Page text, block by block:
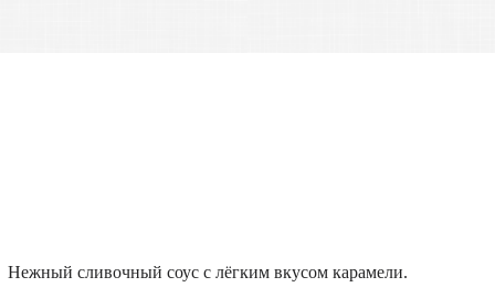
Нежный сливочный соус с лёгким вкусом карамели.